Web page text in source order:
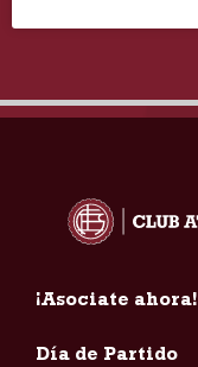
¡Asociate ahora!
Día de Partido